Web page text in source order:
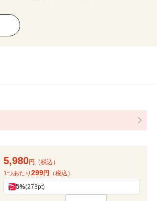
5,980円
（税込）
1つあたり 299円 （税込）
5%(273pt)